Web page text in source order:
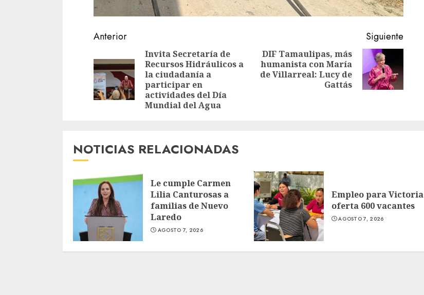
Sigue
leyendo
Anterior
Entrada
Invita Secretaría de
Recursos Hidráulicos a
la ciudadanía a
participar en
actividades del Día
Mundial del Agua
Siguiente
Siguiente
entrada:
DIF Tamaulipas, más
humanista con María
de Villarreal: Lucy de
Gattás
NOTICIAS RELACIONADAS
Le cumple Carmen
Lilia Canturosas a
familias de Nuevo
Laredo
AGOSTO 7, 2026
Empleo para Victoria
oferta 600 vacantes
AGOSTO 7, 2026